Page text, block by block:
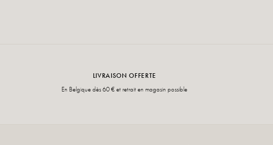
LIVRAISON OFFERTE
En Belgique dès 60 € et retrait en magasin possible